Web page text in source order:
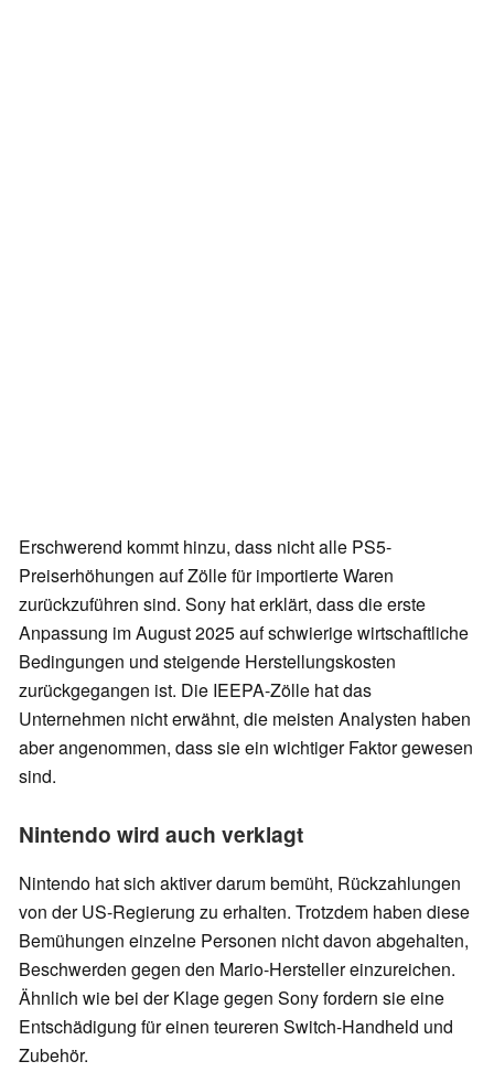
Erschwerend kommt hinzu, dass nicht alle PS5-
Preiserhöhungen auf Zölle für importierte Waren
zurückzuführen sind. Sony hat erklärt, dass die erste
Anpassung im August 2025 auf schwierige wirtschaftliche
Bedingungen und steigende Herstellungskosten
zurückgegangen ist. Die IEEPA-Zölle hat das
Unternehmen nicht erwähnt, die meisten Analysten haben
aber angenommen, dass sie ein wichtiger Faktor gewesen
sind.
Nintendo wird auch verklagt
Nintendo hat sich aktiver darum bemüht, Rückzahlungen
von der US-Regierung zu erhalten. Trotzdem haben diese
Bemühungen einzelne Personen nicht davon abgehalten,
Beschwerden gegen den Mario-Hersteller einzureichen.
Ähnlich wie bei der Klage gegen Sony fordern sie eine
Entschädigung für einen teureren Switch-Handheld und
Zubehör.